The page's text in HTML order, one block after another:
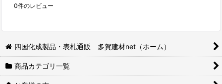
0件のレビュー
四国化成製品・表札通販 多賀建材net（ホーム）
商品カテゴリ一覧